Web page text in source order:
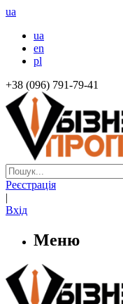
ua
ua
en
pl
+38 (096) 791-79-41
Реєстрація
|
Вхід
Меню